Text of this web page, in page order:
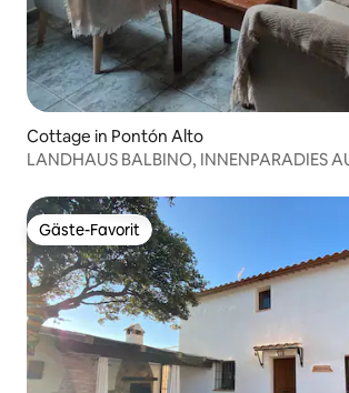
Cottage in Pontón Alto
LANDHAUS BALBINO, INNENPARADIES
Gäste-Favorit
Gäste-Favorit